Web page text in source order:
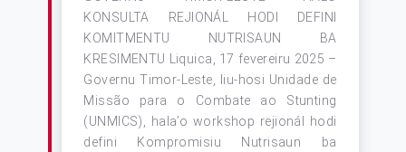
KONSULTA REJIONÁL HODI DEFINI
KOMITMENTU NUTRISAUN BA
KRESIMENTU Liquica, 17 fevereiru 2025 –
Governu Timor-Leste, liu-hosi Unidade de
Missão para o Combate ao Stunting
(UNMICS), hala’o workshop rejionál hodi
defini Kompromisiu Nutrisaun ba